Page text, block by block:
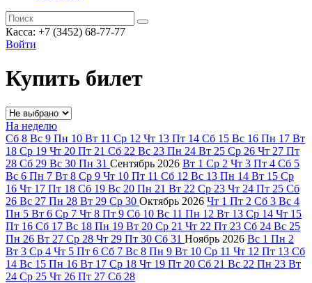
Касса: +7 (3452) 68-77-77
Войти
Купить билет
На неделю
Сб 8 Вс 9 Пн 10 Вт 11 Ср 12 Чт 13 Пт 14 Сб 15 Вс 16 Пн 17 Вт
18 Ср 19 Чт 20 Пт 21 Сб 22 Вс 23 Пн 24 Вт 25 Ср 26 Чт 27 Пт
28 Сб 29 Вс 30 Пн 31 Сентябрь 2026 Вт 1 Ср 2 Чт 3 Пт 4 Сб 5
Вс 6 Пн 7 Вт 8 Ср 9 Чт 10 Пт 11 Сб 12 Вс 13 Пн 14 Вт 15 Ср
16 Чт 17 Пт 18 Сб 19 Вс 20 Пн 21 Вт 22 Ср 23 Чт 24 Пт 25 Сб
26 Вс 27 Пн 28 Вт 29 Ср 30 Октябрь 2026 Чт 1 Пт 2 Сб 3 Вс 4
Пн 5 Вт 6 Ср 7 Чт 8 Пт 9 Сб 10 Вс 11 Пн 12 Вт 13 Ср 14 Чт 15
Пт 16 Сб 17 Вс 18 Пн 19 Вт 20 Ср 21 Чт 22 Пт 23 Сб 24 Вс 25
Пн 26 Вт 27 Ср 28 Чт 29 Пт 30 Сб 31 Ноябрь 2026 Вс 1 Пн 2
Вт 3 Ср 4 Чт 5 Пт 6 Сб 7 Вс 8 Пн 9 Вт 10 Ср 11 Чт 12 Пт 13 Сб
14 Вс 15 Пн 16 Вт 17 Ср 18 Чт 19 Пт 20 Сб 21 Вс 22 Пн 23 Вт
24 Ср 25 Чт 26 Пт 27 Сб 28